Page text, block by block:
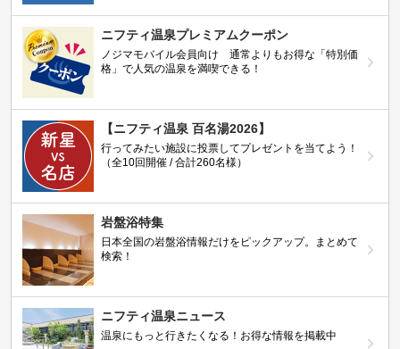
ニフティ温泉プレミアムクーポン
ノジマモバイル会員向け 通常よりもお得な「特別価
格」で人気の温泉を満喫できる！
【ニフティ温泉 百名湯2026】
行ってみたい施設に投票してプレゼントを当てよう！
（全10回開催 / 合計260名様）
岩盤浴特集
日本全国の岩盤浴情報だけをピックアップ。まとめて
検索！
ニフティ温泉ニュース
温泉にもっと行きたくなる！お得な情報を掲載中